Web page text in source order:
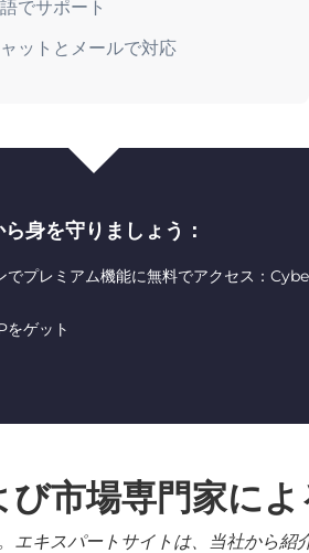
でサポート
ットとメールで対応
身を守りましょう：
でプレミアム機能に無料でアクセス：
をゲット
市場専門家によ
キスパートサイトは、当社から紹